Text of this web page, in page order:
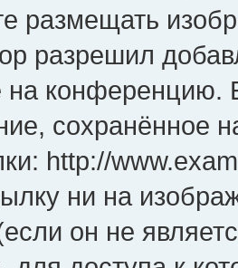
размещать
разрешил
на конференцию.
сохранённое
http://
ни на
он не